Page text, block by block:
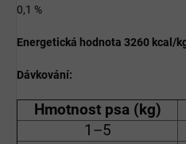
0,1 %
Energetická hodnota 3260 kcal/
Dávkování:
Hmotnost psa (kg)
1–5